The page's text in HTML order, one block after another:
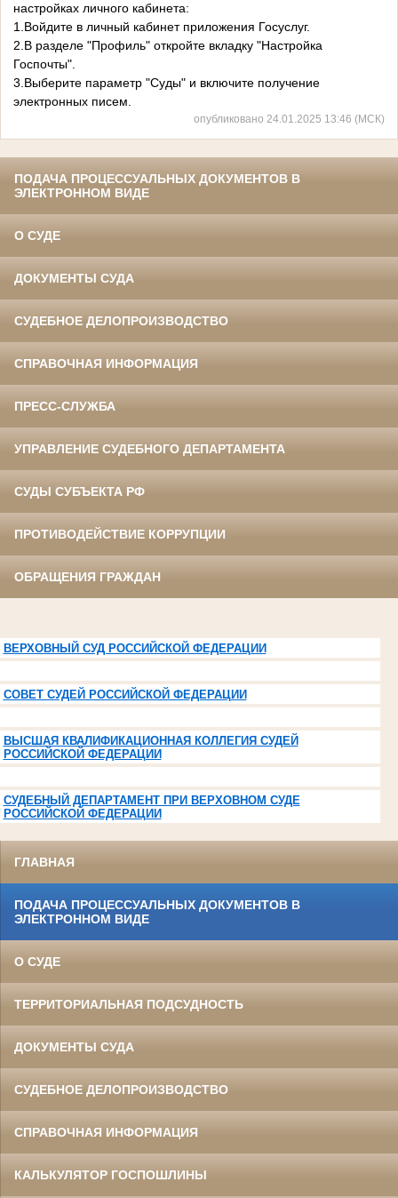
настройках личного кабинета:
1.Войдите в личный кабинет приложения Госуслуг.
2.В разделе "Профиль" откройте вкладку "Настройка
Госпочты".
3.Выберите параметр "Суды" и включите получение
электронных писем.
опубликовано 24.01.2025 13:46 (МСК)
ПОДАЧА ПРОЦЕССУАЛЬНЫХ ДОКУМЕНТОВ В
ЭЛЕКТРОННОМ ВИДЕ
О СУДЕ
ДОКУМЕНТЫ СУДА
СУДЕБНОЕ ДЕЛОПРОИЗВОДСТВО
СПРАВОЧНАЯ ИНФОРМАЦИЯ
ПРЕСС-СЛУЖБА
УПРАВЛЕНИЕ СУДЕБНОГО ДЕПАРТАМЕНТА
СУДЫ СУБЪЕКТА РФ
ПРОТИВОДЕЙСТВИЕ КОРРУПЦИИ
ОБРАЩЕНИЯ ГРАЖДАН
ВЕРХОВНЫЙ СУД РОССИЙСКОЙ ФЕДЕРАЦИИ
СОВЕТ СУДЕЙ РОССИЙСКОЙ ФЕДЕРАЦИИ
ВЫСШАЯ КВАЛИФИКАЦИОННАЯ КОЛЛЕГИЯ СУДЕЙ
РОССИЙСКОЙ ФЕДЕРАЦИИ
СУДЕБНЫЙ ДЕПАРТАМЕНТ ПРИ ВЕРХОВНОМ СУДЕ
РОССИЙСКОЙ ФЕДЕРАЦИИ
ГЛАВНАЯ
ПОДАЧА ПРОЦЕССУАЛЬНЫХ ДОКУМЕНТОВ В
ЭЛЕКТРОННОМ ВИДЕ
О СУДЕ
ТЕРРИТОРИАЛЬНАЯ ПОДСУДНОСТЬ
ДОКУМЕНТЫ СУДА
СУДЕБНОЕ ДЕЛОПРОИЗВОДСТВО
СПРАВОЧНАЯ ИНФОРМАЦИЯ
КАЛЬКУЛЯТОР ГОСПОШЛИНЫ